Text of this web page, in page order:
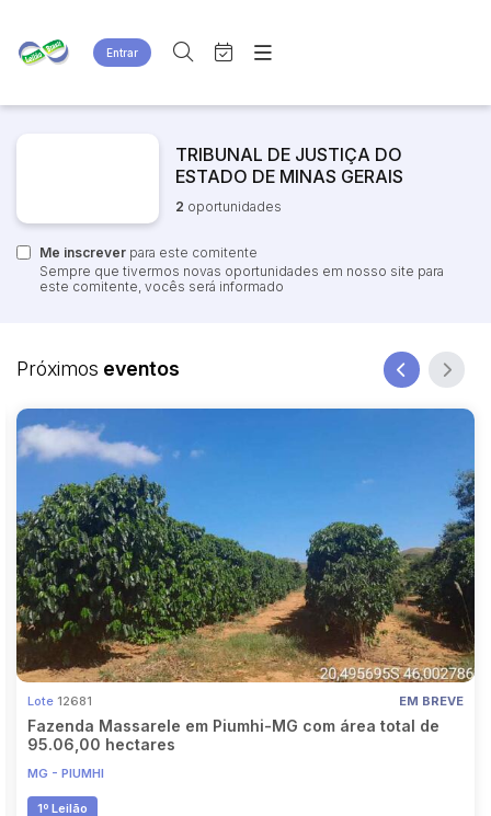
Entrar
Criar conta Entrar
Site
Busca por categoria
Subcategoria
Estados Cidade
Judiciais
Faixa de valor
Pesquisar
TRIBUNAL DE JUSTIÇA DO
ESTADO DE MINAS GERAIS
2 oportunidades
Me inscrever para este comitente
Sempre que tivermos novas oportunidades em nosso site para
este comitente, vocês será informado
Próximos eventos
Lote 12681 EM BREVE
Fazenda Massarele em Piumhi-MG com área total de
95.06,00 hectares
MG - PIUMHI
1º Leilão